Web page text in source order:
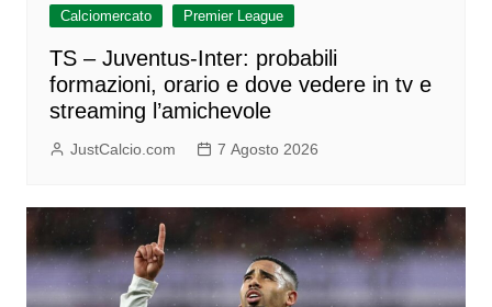
Calciomercato Premier League
TS – Juventus-Inter: probabili
formazioni, orario e dove vedere in tv e
streaming l’amichevole
JustCalcio.com 7 Agosto 2026